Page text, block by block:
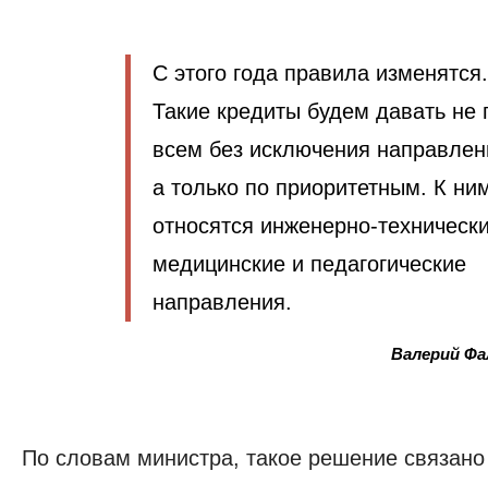
С этого года правила изменятся.
Такие кредиты будем давать не
всем без исключения
а только по приоритетным. К
относятся инженерно-
медицинские и педагогические
направления.
Валерий
По словам министра, такое решение